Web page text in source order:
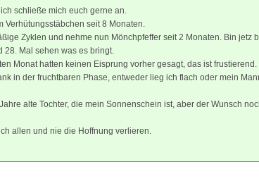
schließe mich euch gerne an.
Verhütungsstäbchen seit 8 Monaten.
Zyklen und nehme nun Mönchpfeffer seit 2 Monaten. Bin jetz
28. Mal sehen was es bringt.
Monat hatten keinen Eisprung vorher gesagt, das ist
in der fruchtbaren Phase, entweder lieg ich flach oder mein
alte Tochter, die mein Sonnenschein ist, aber der Wunsch
allen und nie die Hoffnung verlieren.